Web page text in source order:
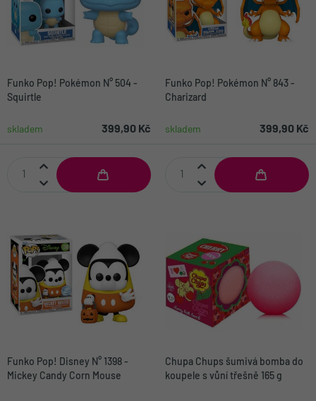
Funko Pop! Pokémon N° 504 -
Squirtle
skladem 399,90 Kč
Funko Pop! Pokémon N° 843 -
Charizard
skladem 399,90 Kč
Funko Pop! Disney N° 1398 -
Mickey Candy Corn Mouse
Chupa Chups šumivá bomba do
koupele s vůní třešně 165 g